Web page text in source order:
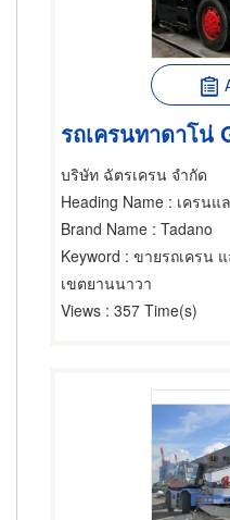
บริษัท ฉัตรเครน จำกัด
Heading Name : เครนและปั้นจั่น,อุปกรณ์แล
Brand Name : Tadano
Keyword : ขายรถเครน
เขตยานนาวา
Views : 357 Time(s)